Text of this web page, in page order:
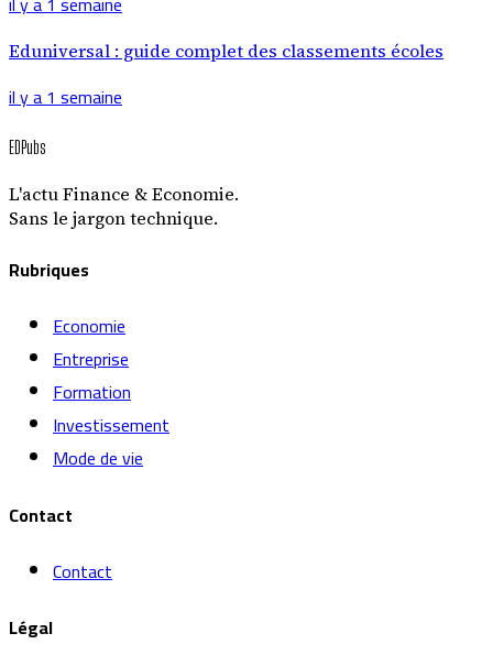
Eduniversal : guide complet des classements écoles
il y a 1 semaine
EDPubs
L'actu Finance & Economie.
Sans le jargon technique.
Rubriques
Economie
Entreprise
Formation
Investissement
Mode de vie
Contact
Contact
Légal